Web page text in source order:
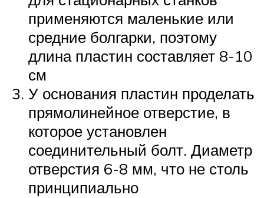
применяются маленькие или
средние болгарки, поэтому
длина пластин составляет 8-10
см
У основания пластин проделать
прямолинейное отверстие, в
которое установлен
соединительный болт. Диаметр
отверстия 6-8 мм, что не столь
принципиально